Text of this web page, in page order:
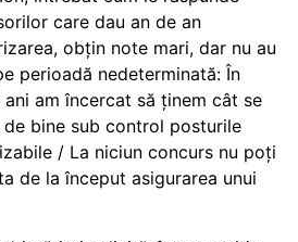
care dau an de an
obțin note mari, dar nu au
perioadă nedeterminată: În
ani am încercat să ținem cât se
de bine sub control posturile
/ La niciun concurs nu poți
de la început asigurarea unui